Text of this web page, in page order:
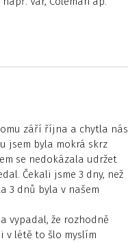
září října a chytla nás
jsem byla mokrá skrz
se nedokázala udržet
Čekali jsme 3 dny, než
3 dnů byla v našem
vypadal, že rozhodně
v létě to šlo myslím